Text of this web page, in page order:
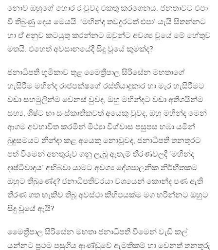
නොව ඔහුගේ හොර රංචුවද එකතු කරගෙනය. ජනතාවට එපා
වී තිබුණු දෙය මෙයයි. ‘මහින්ද තවදුරටත් එපා’ යැයි සිතන්නට
හා ඒ අනුව කටයුතු කරන්නට ඔවුන්ට අවශ්‍ය වූයේ මේ හේතුව
මතයි. එහෙත් අවසානයේදී සිදු වූයේ කුමක්ද?
ජනාධිපති භූමිකාව තුළ මෛත්‍රීපාල සිරිසේන මහතාගේ
හැසිරීම මහින්ද රාජපක්ෂගේ රස්තියාදුකාර හා මැර හැසිරීමට
වඩා සහමුලින්ම වෙනස් වුවද, ඔහු මහින්දට වඩා අතිශයින්ම
සභ්‍ය, ශිෂ්ට හා සංස්කෘතිකවත් අයෙකු වුවද, ඔහු මහින්ද මෙන්
ආගම අවභාවිත කරමින් මිථ්‍යා විශ්වාස පසුපස හඹා යමින්
බුදුසමයට නින්දා කළ අයෙකු නොවූවද, ජනාධිපති තනතුරට
පත් වීමෙන් අනතුරුව ගනු ලැබූ ඇතැම් තීරණවලදී ‘මහින්ද
දෘෂ්ටිවාදය’ අභිබවා යාමට අවශ්‍ය දේශපාලනික නිර්භීතකම
ඔහුට තිබුණේද? ජනාධිපතිවරයා වශයෙන් කොන්ද පණ ඇති
තීරණ ගත හැකිව තිබූ අවස්ථා කිහිපයක්ම මග හරින්නට ඔහුට
සිදු වූයේ ඇයි?
මෛත්‍රීපාල සිරිසේන මහතා ජනාධිපති වීමෙන් වැඩි කල්
යන්නට ප්‍රථම පසුගිය ආණ්ඩුවේ ඇමතිකම් හා වෙනත් තනතුරු